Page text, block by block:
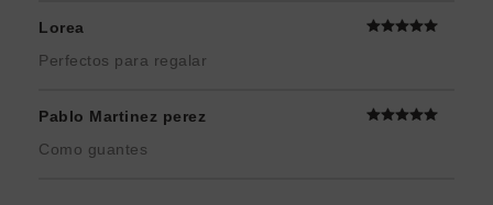
Lorea
Perfectos para regalar
Pablo Martinez perez
Como guantes